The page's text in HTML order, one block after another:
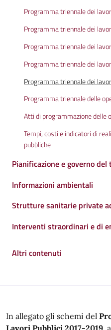
Programma triennale dei
Programma triennale dei
Programma triennale dei
Programma triennale dei
Programma triennale dei
Programma triennale delle
Atti di programmazione delle
Tempi, costi e indicatori di
pubbliche
Pianificazione e governo
Informazioni ambientali
Strutture sanitarie private
Interventi straordinari e di
Altri contenuti
In allegato gli schemi del